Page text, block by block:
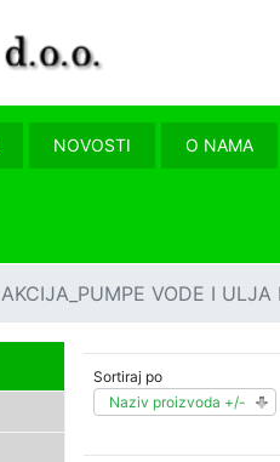
NOVOSTI O NAMA
AKCIJA_PUMPE VODE I ULJA
Sortiraj po
Naziv proizvoda +/-